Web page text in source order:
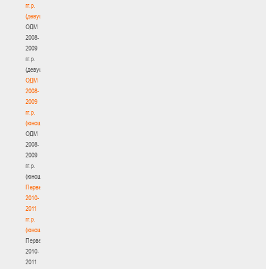
гг.р.
(девушки)
ОДМ
2008-
2009
гг.р.
(девушки)
ОДМ
2008-
2009
гг.р.
(юноши)
ОДМ
2008-
2009
гг.р.
(юноши)
Первенство
2010-
2011
гг.р.
(юноши)
Первенство
2010-
2011